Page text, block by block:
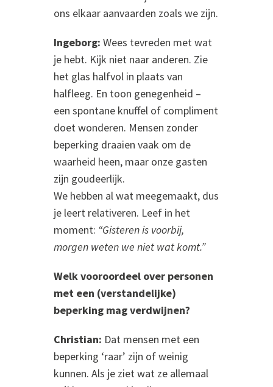
ons elkaar aanvaarden zoals we zijn.
Ingeborg: Wees tevreden met wat
je hebt. Kijk niet naar anderen. Zie
het glas halfvol in plaats van
halfleeg. En toon genegenheid –
een spontane knuffel of compliment
doet wonderen. Mensen zonder
beperking draaien vaak om de
waarheid heen, maar onze gasten
zijn goudeerlijk.
We hebben al wat meegemaakt, dus
je leert relativeren. Leef in het
moment: “Gisteren is voorbij,
morgen weten we niet wat komt.”
Welk vooroordeel over personen
met een (verstandelijke)
beperking mag verdwijnen?
Christian: Dat mensen met een
beperking ‘raar’ zijn of weinig
kunnen. Als je ziet wat ze allemaal